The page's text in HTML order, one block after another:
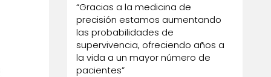
“Gracias a la medicina de
precisión estamos aumentando
las probabilidades de
supervivencia, ofreciendo años a
la vida a un mayor número de
pacientes”